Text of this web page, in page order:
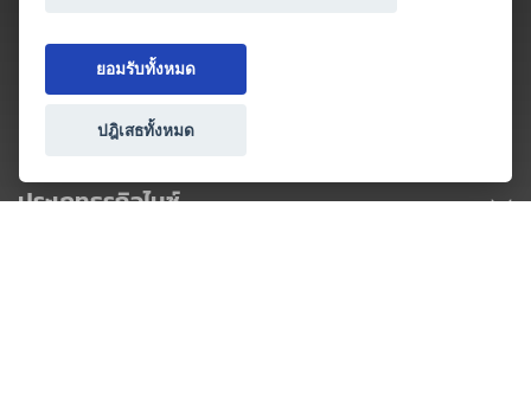
ประเภทธุรกิจไมซ์
ยอมรับทั้งหมด
ปฎิเสธทั้งหมด